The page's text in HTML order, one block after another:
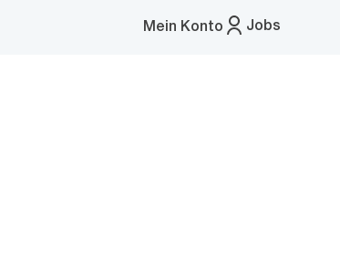
Jobs
Mein Konto
Menü